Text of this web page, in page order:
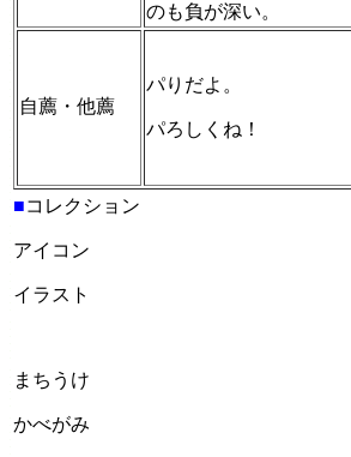
のも負が深い。
自薦・他薦
パりだよ。
パろしくね！
■コレクション
アイコン
イラスト
まちうけ
かべがみ